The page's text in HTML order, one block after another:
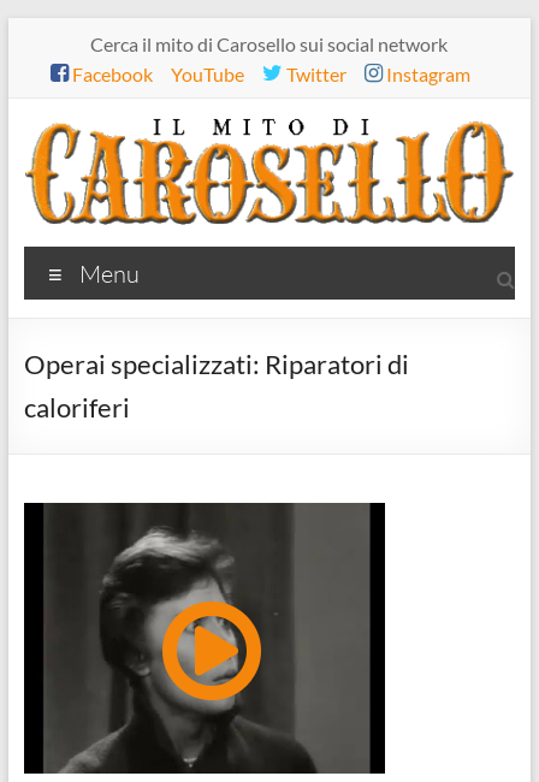
contenuto
Cerca il mito di Carosello sui social network
Facebook
YouTube Twitter Instagram
Il
mito
di
Carosello
Menu
Operai specializzati: Riparatori di
caloriferi